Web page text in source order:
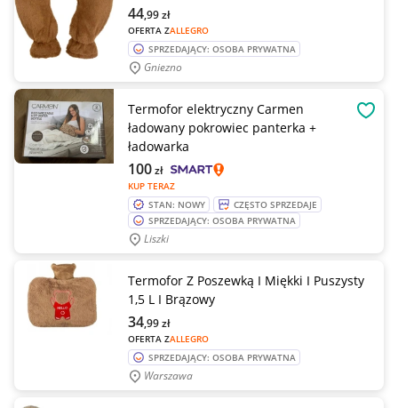
OFERTA ZALLEGRO
44,99zł
SPRZEDAJĄCY: OSOBA PRYWATNA
Gniezno
Termofor elektryczny Carmen
ładowany pokrowiec panterka +
ładowarka
KUP TERAZ
100zł
STAN: NOWY
CZĘSTO SPRZEDAJE
SPRZEDAJĄCY: OSOBA PRYWATNA
Liszki
Termofor Z Poszewką I Miękki I Puszysty
1,5 L I Brązowy
OFERTA ZALLEGRO
34,99zł
SPRZEDAJĄCY: OSOBA PRYWATNA
Warszawa